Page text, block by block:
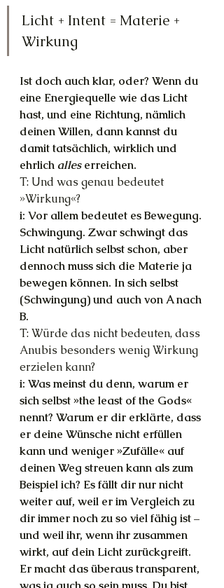
Licht + Intent = Materie +
Wirkung
Ist doch auch klar, oder? Wenn du
eine Energiequelle wie das Licht
hast, und eine Richtung, nämlich
deinen Willen, dann kannst du
damit tatsächlich, wirklich und
ehrlich alles erreichen.
T: Und was genau bedeutet
»Wirkung«?
i: Vor allem bedeutet es Bewegung.
Schwingung. Zwar schwingt das
Licht natürlich selbst schon, aber
dennoch muss sich die Materie ja
bewegen können. In sich selbst
(Schwingung) und auch von A nach
B.
T: Würde das nicht bedeuten, dass
Anubis besonders wenig Wirkung
erzielen kann?
i: Was meinst du denn, warum er
sich selbst »the least of the Gods«
nennt? Warum er dir erklärte, dass
er deine Wünsche nicht erfüllen
kann und weniger »Zufälle« auf
deinen Weg streuen kann als zum
Beispiel ich? Es fällt dir nur nicht
weiter auf, weil er im Vergleich zu
dir immer noch zu so viel fähig ist –
und weil ihr, wenn ihr zusammen
wirkt, auf dein Licht zurückgreift.
Er macht das überaus transparent,